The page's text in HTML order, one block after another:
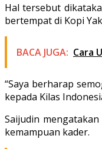
Hal tersebut
bertempat di Kopi
BACA JUGA: Cara
“Saya berharap
kepada Kilas
Saijudin
kemampuan kader.